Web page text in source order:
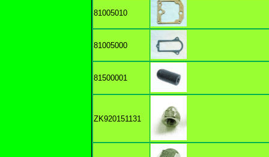
81005010
81005000
81500001
ZK920151131